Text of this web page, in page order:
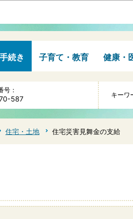
続き 子育て・教育 健康・
号：
587 キーワ
住宅・土地 住宅災害見舞金の支給